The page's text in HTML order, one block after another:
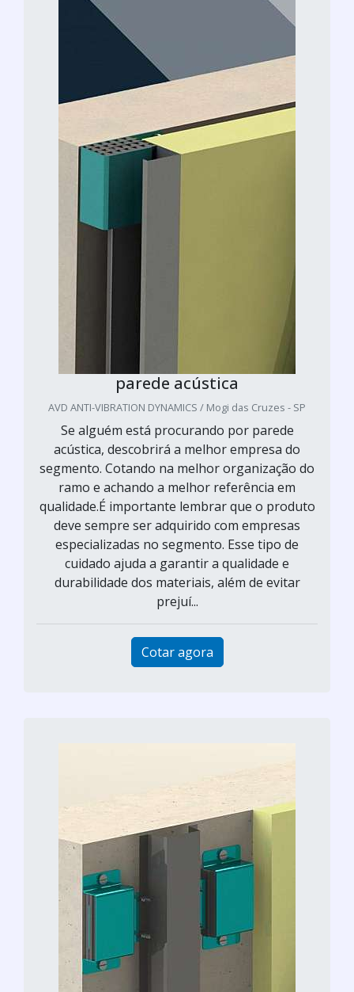
parede acústica
AVD ANTI-VIBRATION DYNAMICS / Mogi das Cruzes - SP
Se alguém está procurando por parede
acústica, descobrirá a melhor empresa do
segmento. Cotando na melhor organização do
ramo e achando a melhor referência em
qualidade.É importante lembrar que o produto
deve sempre ser adquirido com empresas
especializadas no segmento. Esse tipo de
cuidado ajuda a garantir a qualidade e
durabilidade dos materiais, além de evitar
prejuí...
Cotar agora